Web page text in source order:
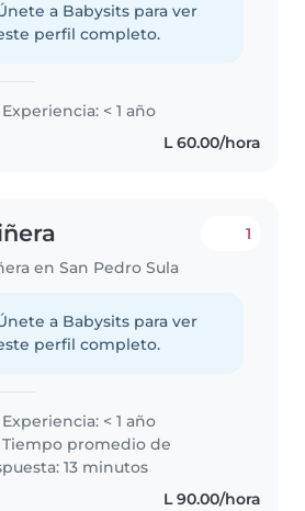
a Babysits para ver
perfil completo.
Experiencia: < 1 año
L 60.00/hora
en San Pedro Sula
1
a Babysits para ver
perfil completo.
Experiencia: < 1 año
Tiempo promedio de
13 minutos
L 90.00/hora